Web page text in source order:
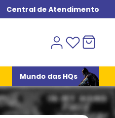
Central de Atendimento
Mundo das HQs